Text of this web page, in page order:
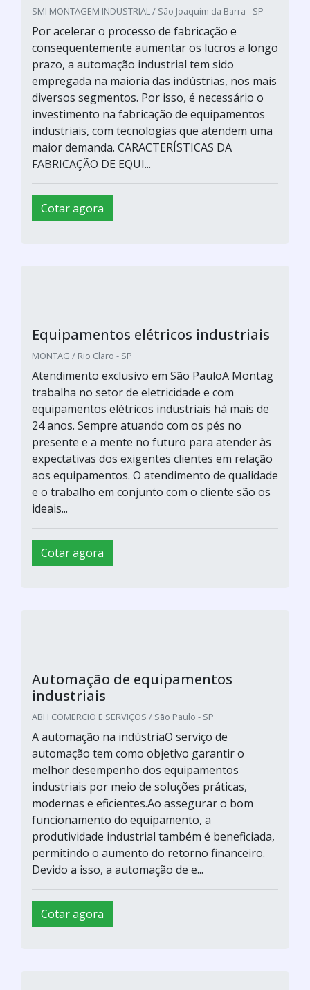
SMI MONTAGEM INDUSTRIAL / São Joaquim da Barra - SP
Por acelerar o processo de fabricação e
consequentemente aumentar os lucros a longo
prazo, a automação industrial tem sido
empregada na maioria das indústrias, nos mais
diversos segmentos. Por isso, é necessário o
investimento na fabricação de equipamentos
industriais, com tecnologias que atendem uma
maior demanda. CARACTERÍSTICAS DA
FABRICAÇÃO DE EQUI...
Cotar agora
Equipamentos elétricos industriais
MONTAG / Rio Claro - SP
Atendimento exclusivo em São PauloA Montag
trabalha no setor de eletricidade e com
equipamentos elétricos industriais há mais de
24 anos. Sempre atuando com os pés no
presente e a mente no futuro para atender às
expectativas dos exigentes clientes em relação
aos equipamentos. O atendimento de qualidade
e o trabalho em conjunto com o cliente são os
ideais...
Cotar agora
Automação de equipamentos
industriais
ABH COMERCIO E SERVIÇOS / São Paulo - SP
A automação na indústriaO serviço de
automação tem como objetivo garantir o
melhor desempenho dos equipamentos
industriais por meio de soluções práticas,
modernas e eficientes.Ao assegurar o bom
funcionamento do equipamento, a
produtividade industrial também é beneficiada,
permitindo o aumento do retorno financeiro.
Devido a isso, a automação de e...
Cotar agora